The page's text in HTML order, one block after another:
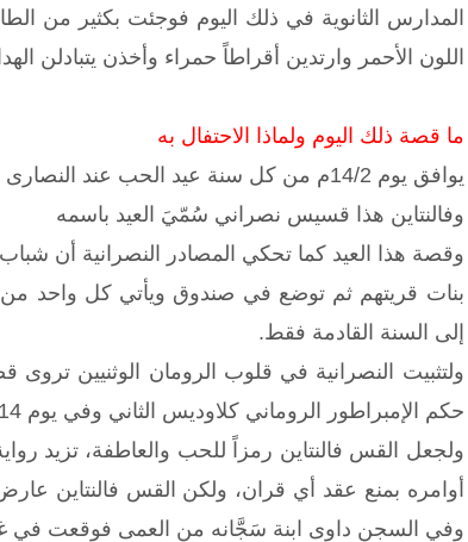
المدارس الثانوية في ذلك اليوم فوجئت بكثير من
اللون الأحمر وارتدين أقراطاً حمراء وأخذن يتبادلن
ما قصة ذلك اليوم ولماذا الاحتفال به
يوافق يوم 14/2م من كل سنة عيد الحب عند النصارى ويسمى عيد فالنتاين
وفالنتاين هذا قسيس نصراني سُمّيَ العيد باسمه
وقصة هذا العيد كما تحكي المصادر النصرانية أن
بنات قريتهم ثم توضع في صندوق ويأتي كل واحد
إلى السنة القادمة فقط.
ولتثبيت النصرانية في قلوب الرومان الوثنيين
حكم الإمبراطور الروماني كلاوديس الثاني وفي يوم 14 فبراير قام هذا الإمبراطور بإعدام القس فالنتاين بتهمة الدعوة إلى النصرانية.
ولجعل القس فالنتاين رمزاً للحب والعاطفة، تزيد
أوامره بمنع عقد أي قران، ولكن القس فالنتاين
وفي السجن داوى ابنة سَجَّانه من العمى فوقعت في